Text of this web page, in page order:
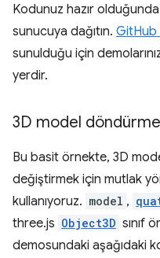
Kodunuz hazır
sunucuya dağıtın. GitHub
sunulduğu için
yerdir.
3D model döndürme
Bu basit örnekte, 3D
değiştirmek için mutlak
kullanıyoruz. model ,
three.js Object3D sınıf
demosundaki aşağıdaki